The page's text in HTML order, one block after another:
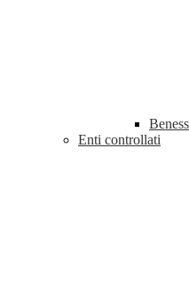
Enti controllati